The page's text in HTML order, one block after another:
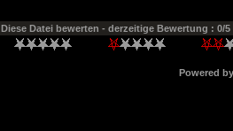
Diese Datei bewerten - derzeitige Bewertung : 0/
Powered